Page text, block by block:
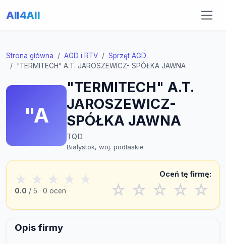
All4All
Strona główna AGD i RTV
Sprzęt AGD
"TERMITECH" A.T. JAROSZEWICZ- SPÓŁKA JAWNA
"A
"TERMITECH" A.T.
JAROSZEWICZ-
SPÓŁKA JAWNA
TQD
Białystok, woj. podlaskie
★ ★ ★ ★ ★
0.0 / 5 · 0 ocen
Oceń tę firmę:
☆ ☆ ☆ ☆ ☆
Opis firmy